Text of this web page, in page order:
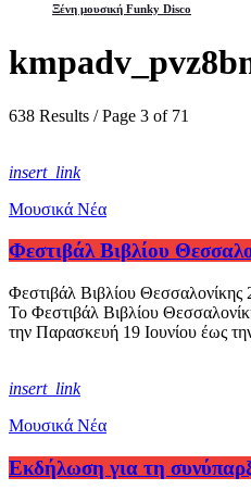
Ξένη μουσική Funky Disco
638 Results / Page 3 of 71
insert_link
Μουσικά Νέα
Φεστιβάλ Βιβλίου
Φεστιβάλ Βιβλίου
Το Φεστιβάλ Βιβλίου
την Παρασκευή 19 Ιουνίου έως
insert_link
Μουσικά Νέα
Εκδήλωση για τη